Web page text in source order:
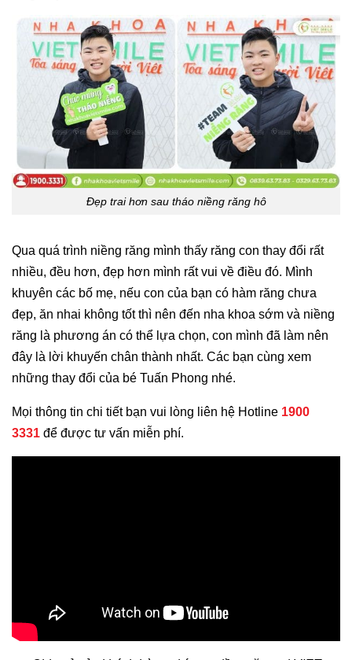
Đẹp trai hơn sau tháo niềng răng hô
Qua quá trình niềng răng mình thấy răng con thay đổi rất
nhiều, đều hơn, đẹp hơn mình rất vui về điều đó. Mình
khuyên các bố mẹ, nếu con của bạn có hàm răng chưa
đẹp, ăn nhai không tốt thì nên đến nha khoa sớm và niềng
răng là phương án có thể lựa chọn, con mình đã làm nên
đây là lời khuyến chân thành nhất. Các bạn cùng xem
những thay đổi của bé Tuấn Phong nhé.
Mọi thông tin chi tiết bạn vui lòng liên hệ Hotline 1900
3331 để được tư vấn miễn phí.